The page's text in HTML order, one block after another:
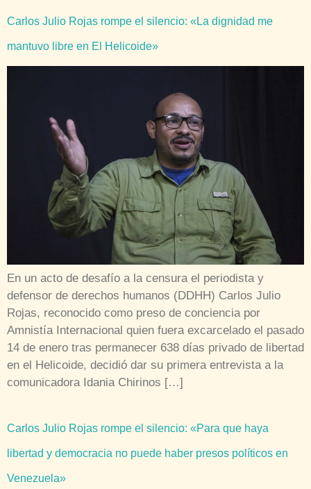
Carlos Julio Rojas rompe el silencio: «La dignidad me
mantuvo libre en El Helicoide»
En un acto de desafío a la censura el periodista y
defensor de derechos humanos (DDHH) Carlos Julio
Rojas, reconocido como preso de conciencia por
Amnistía Internacional quien fuera excarcelado el pasado
14 de enero tras permanecer 638 días privado de libertad
en el Helicoide, decidió dar su primera entrevista a la
comunicadora Idania Chirinos […]
Carlos Julio Rojas rompe el silencio: «Para que haya
libertad y democracia no puede haber presos políticos en
Venezuela»